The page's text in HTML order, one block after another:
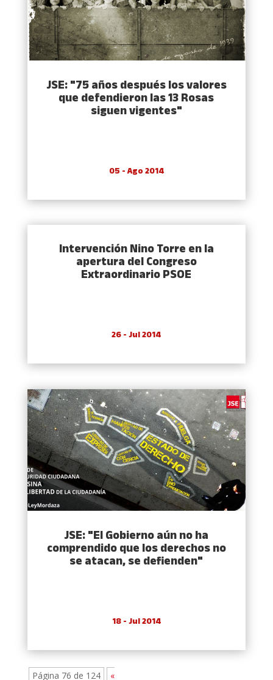
JSE: "75 años después los valores
que defendieron las 13 Rosas
siguen vigentes"
05 - Ago 2014
Intervención Nino Torre en la
apertura del Congreso
Extraordinario PSOE
26 - Jul 2014
JSE: "El Gobierno aún no ha
comprendido que los derechos no
se atacan, se defienden"
18 - Jul 2014
Página 76 de 124 «